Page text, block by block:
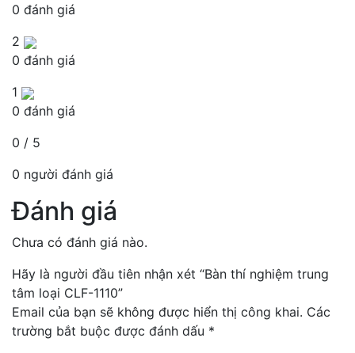
0 đánh giá
2
0 đánh giá
1
0 đánh giá
0 / 5
0 người đánh giá
Đánh giá
Chưa có đánh giá nào.
Hãy là người đầu tiên nhận xét “Bàn thí nghiệm trung
tâm loại CLF-1110”
Email của bạn sẽ không được hiển thị công khai. Các
trường bắt buộc được đánh dấu *